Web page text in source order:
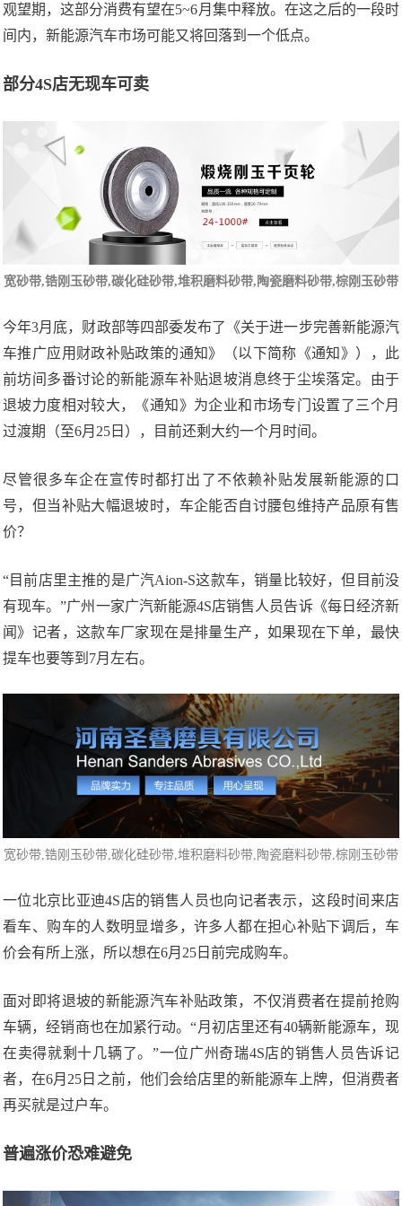
观望期，这部分消费有望在5~6月集中释放。在这之后的一段时
间内，新能源汽车市场可能又将回落到一个低点。
部分4S店无现车可卖
宽砂带,锆刚玉砂带,碳化硅砂带,堆积磨料砂带,陶瓷磨料砂带,棕刚玉砂带
今年3月底，财政部等四部委发布了《关于进一步完善新能源汽
车推广应用财政补贴政策的通知》（以下简称《通知》），此
前坊间多番讨论的新能源车补贴退坡消息终于尘埃落定。由于
退坡力度相对较大，《通知》为企业和市场专门设置了三个月
过渡期（至6月25日），目前还剩大约一个月时间。
尽管很多车企在宣传时都打出了不依赖补贴发展新能源的口
号，但当补贴大幅退坡时，车企能否自讨腰包维持产品原有售
价？
“目前店里主推的是广汽Aion-S这款车，销量比较好，但目前没
有现车。”广州一家广汽新能源4S店销售人员告诉《每日经济新
闻》记者，这款车厂家现在是排量生产，如果现在下单，最快
提车也要等到7月左右。
宽砂带,锆刚玉砂带,碳化硅砂带,堆积磨料砂带,陶瓷磨料砂带,棕刚玉砂带
一位北京比亚迪4S店的销售人员也向记者表示，这段时间来店
看车、购车的人数明显增多，许多人都在担心补贴下调后，车
价会有所上涨，所以想在6月25日前完成购车。
面对即将退坡的新能源汽车补贴政策，不仅消费者在提前抢购
车辆，经销商也在加紧行动。“月初店里还有40辆新能源车，现
在卖得就剩十几辆了。”一位广州奇瑞4S店的销售人员告诉记
者，在6月25日之前，他们会给店里的新能源车上牌，但消费者
再买就是过户车。
普遍涨价恐难避免